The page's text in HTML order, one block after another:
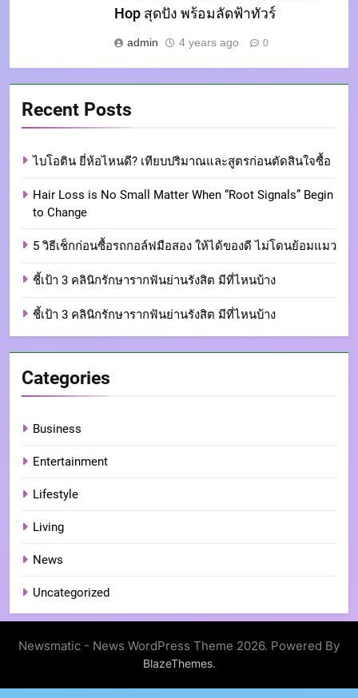
Hop สุดปัง พร้อมลัดฟ้าทัวร์
admin 4 years ago 0
Recent Posts
ไบโอติน ยี่ห้อไหนดี? เทียบปริมาณและสูตรก่อนตัดสินใจซื้อ
Hair Loss is No Small Matter When “Root Signals” Begin
to Change
5 วิธีเช็กก่อนซื้อรถกอล์ฟมือสอง ให้ได้ของดี ไม่โดนย้อมแมว
ชี้เป้า 3 คลินิกรักษารากฟันย่านรังสิต มีที่ไหนบ้าง
ชี้เป้า 3 คลินิกรักษารากฟันย่านรังสิต มีที่ไหนบ้าง
Categories
Business
Entertainment
Lifestyle
Living
News
Uncategorized
Newsmatic - News WordPress Theme 2026. Powered By
BlazeThemes.